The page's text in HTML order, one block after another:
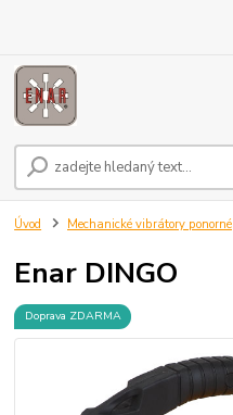
Úvod Mechanické vibrátory ponorné
Enar DINGO
Doprava ZDARMA